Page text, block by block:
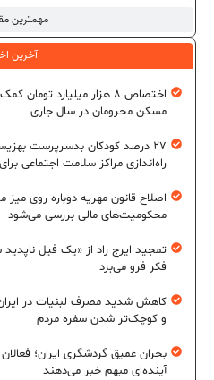
مهمترین
آخرین
اختصاص ۸ هزار میلیارد
مسکن محرومان در سال جاری
۲۷ درصد کودکان بدسرپرست
راه‌اندازی مراکز سلامت اجتماعی
اصلاح قانون مهریه دوباره روی
محکومیت‌های مالی بررسی می‌شود
تمجید ایرج راد از «یک فیل
فکر فرو می‌برد
کاهش شدید مصرف لبنیات در
و کوچک‌تر شدن سفره مردم
بحران عمیق گردشگری ایران؛
آینده‌ای مبهم خبر می‌دهند